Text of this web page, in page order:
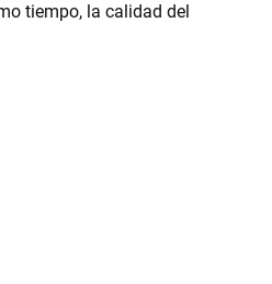
tiempo, la calidad del